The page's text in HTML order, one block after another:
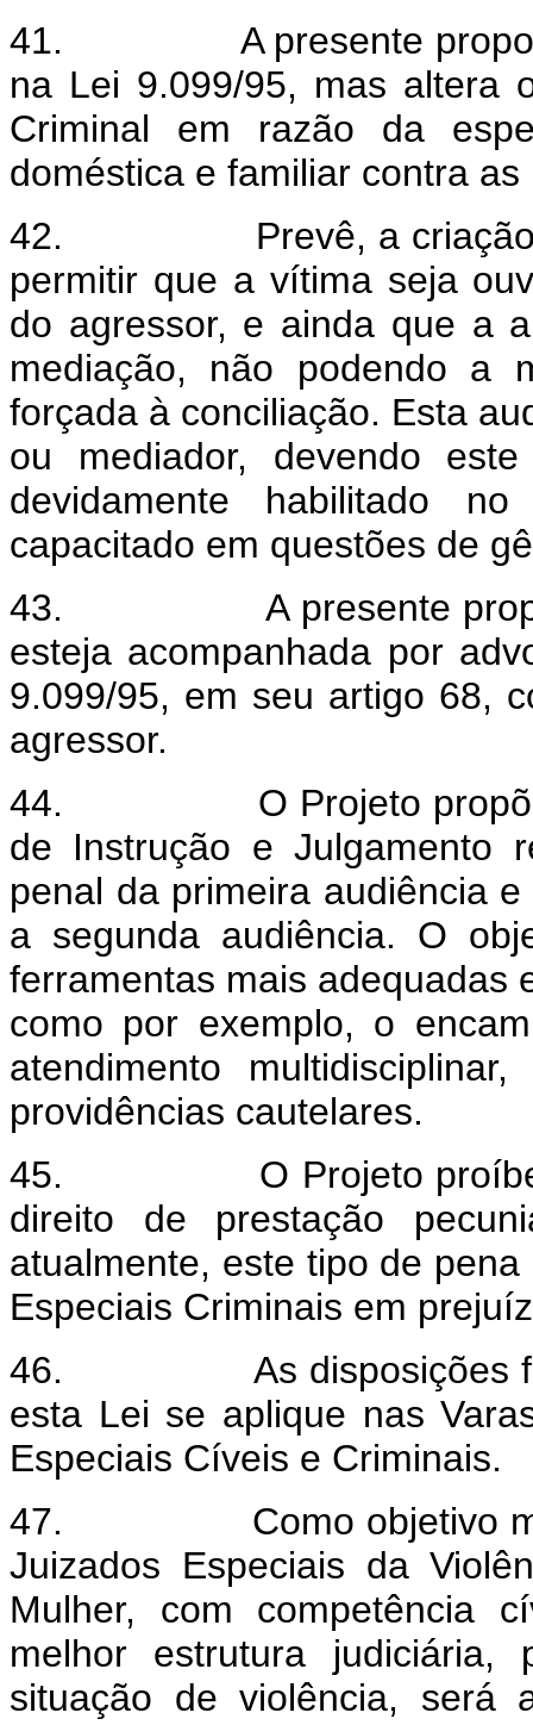
41.
A presente
na Lei 9.099/95, mas altera
Criminal em razão da
doméstica e familiar contra as
42.
Prevê, a
permitir que a vítima seja
do agressor, e ainda que a
mediação, não podendo a
forçada à conciliação. Esta
ou mediador, devendo
devidamente habilitado
capacitado em questões de
43.
A presente
esteja acompanhada por
9.099/95, em seu artigo 68,
agressor.
44.
O Projeto
de Instrução e Julgamento
penal da primeira audiência
a segunda audiência. O
ferramentas mais adequadas
como por exemplo, o
atendimento
providências cautelares.
45.
O Projeto
direito de prestação
atualmente, este tipo de
Especiais Criminais em
46.
As disposições
esta Lei se aplique nas
Especiais Cíveis e Criminais.
47.
Como objetivo
Juizados Especiais da
Mulher, com competência
melhor estrutura
situação de violência, será